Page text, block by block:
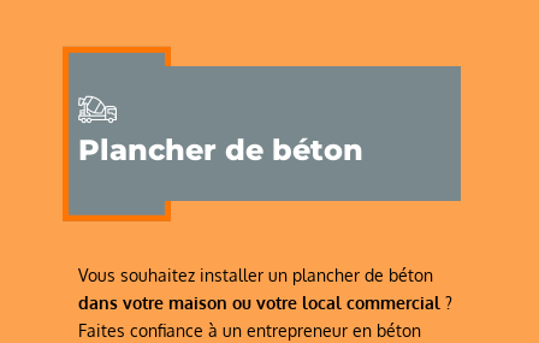
Plancher de béton
Vous souhaitez installer un plancher de béton
dans votre maison ou votre local commercial?
Faites confiance à un entrepreneur en béton